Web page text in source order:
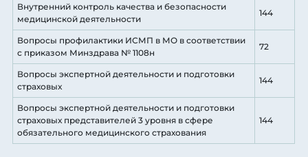
Внутренний контроль качества и безопасности
медицинской деятельности
144
Вопросы профилактики ИСМП в МО в соответствии
с приказом Минздрава № 1108н
72
Вопросы экспертной деятельности и подготовки
страховых
144
Вопросы экспертной деятельности и подготовки
страховых представителей 3 уровня в сфере
обязательного медицинского страхования
144